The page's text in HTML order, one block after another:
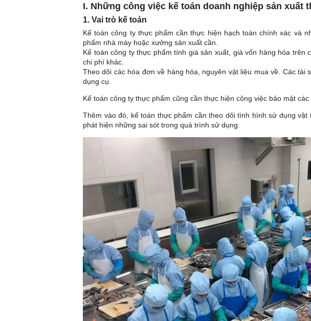
I. Những công việc kế toán doanh nghiệp sản xuất
1. Vai trò kế toán
Kế toán công ty thực phẩm cần thực hiện hạch toán chính xác và
phẩm nhà máy hoặc xưởng sản xuất cần.
Kế toán công ty thực phẩm tính giá sản xuất, giá vốn hàng hóa
chi phí khác.
Theo dõi các hóa đơn về hàng hóa, nguyên vật liệu mua về. Các tài
dụng cụ.
Kế toán công ty thực phẩm cũng cần thực hiện công việc bảo mật các
Thêm vào đó, kế toán thực phẩm cần theo dõi tình hình sử dụng
phát hiện những sai sót trong quá trình sử dụng.